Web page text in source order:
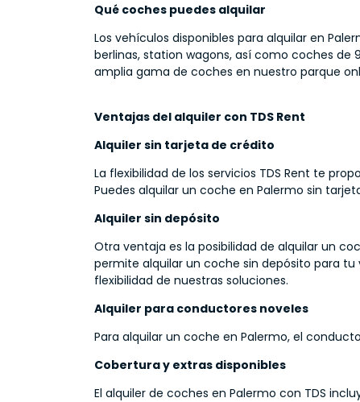
Qué coches puedes alquilar
Los vehículos disponibles para alquilar en
berlinas, station wagons, así como coches de
amplia gama de coches en nuestro parque
Ventajas del alquiler con TDS Rent
Alquiler sin tarjeta de crédito
La flexibilidad de los servicios TDS Rent te
Puedes alquilar un coche en Palermo sin
Alquiler sin depósito
Otra ventaja es la posibilidad de alquilar un
permite alquilar un coche sin depósito para
flexibilidad de nuestras soluciones.
Alquiler para conductores noveles
Para alquilar un coche en Palermo, el
Cobertura y extras disponibles
El alquiler de coches en Palermo con TDS